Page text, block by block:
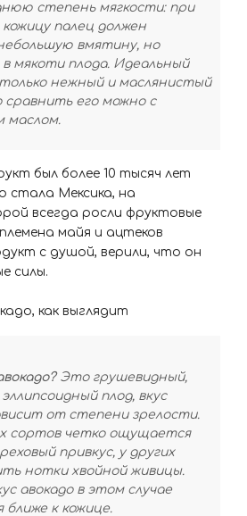
степень мягкости: при
палец должен
вмятину, но
мякоти плода. Идеальный
нежный и маслянистый
сравнить его можно с
маслом.
был более 10 тысяч лет
стала Мексика, на
всегда росли фруктовые
майя и ацтеков
с душой, верили, что он
силы.
Это грушевидный,
плод, вкус
от степени зрелости.
сортов четко ощущается
привкус, у других
нотки хвойной живицы.
авокадо в этом случае
ближе к кожице.